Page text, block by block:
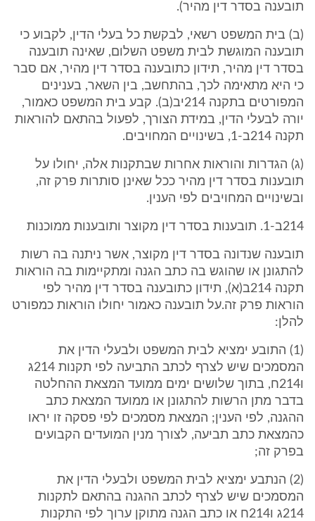
תובענה בסדר דין מהיר).
(ב) בית המשפט רשאי, לבקשת כל בעלי הדין, לקבוע כי
תובענה המוגשת לבית משפט השלום, שאינה תובענה
בסדר דין מהיר, תידון כתובענה בסדר דין מהיר, אם סבר
כי היא מתאימה לכך, בהתחשב, בין השאר, בענינים
המפורטים בתקנה 214יב(ב). קבע בית המשפט כאמור,
יורה לבעלי הדין, במידת הצורך, לפעול בהתאם להוראות
תקנה 214ב-1, בשינויים המחויבים.
(ג) הגדרות והוראות אחרות שבתקנות אלה, יחולו על
תובענות בסדר דין מהיר ככל שאינן סותרות פרק זה,
ובשינויים המחויבים לפי הענין.
214ב-1. תובענות בסדר דין מקוצר ותובענות ממוכנות
תובענה שנדונה בסדר דין מקוצר, אשר ניתנה בה רשות
להתגונן או שהוגש בה כתב הגנה ומתקיימות בה הוראות
תקנה 214ב(א), תידון כתובענה בסדר דין מהיר לפי
הוראות פרק זה.על תובענה כאמור יחולו הוראות כמפורט
להלן:
(1) התובע ימציא לבית המשפט ולבעלי הדין את
המסמכים שיש לצרף לכתב התביעה לפי תקנות 214ג
ו214ח, בתוך שלושים ימים ממועד המצאת ההחלטה
בדבר מתן הרשות להתגונן או ממועד המצאת כתב
ההגנה, לפי הענין; המצאת מסמכים לפי פסקה זו יראו
כהמצאת כתב תביעה, לצורך מנין המועדים הקבועים
בפרק זה;
(2) הנתבע ימציא לבית המשפט ולבעלי הדין את
המסמכים שיש לצרף לכתב ההגנה בהתאם לתקנות
214ג ו214ח או כתב הגנה מתוקן ערוך לפי התקנות